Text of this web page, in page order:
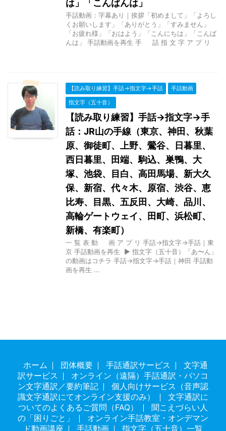
は」「こんばんは」
手話動画：字幕あり｜挨拶「初めまして」「よろし
くお願いします」「ありがとう」「すみません」
「お疲れ様」「おはよう」「こんにちは」「こんば
んは」 手話動画を再生 手 話 指 文 字 ア プ リ
【読み取り練習】手話→指文字→手話
手話動画
指文字（五十音）
【読み取り練習】手話→指文字→手
話：JR山の手線（東京、神田、秋葉
原、御徒町、上野、鶯谷、日暮里、
西日暮里、田端、駒込、巣鴨、大
塚、池袋、目白、高田馬場、新大久
保、新宿、代々木、原宿、渋谷、恵
比寿、目黒、五反田、大崎、品川、
高輪ゲートウェイ、田町、浜松町、
新橋、有楽町）
一 覧 表 動 画 ア プ リ 手話→指文字→手話｜東
京 手話動画を再生 ▶ 指文字（五十音）「あ〜ん」
の動画はコチラ 手話→指文字→手話｜神田 手話動
画を再生 ...
ホーム 団体概要 手話通訳サービス
文字通
訳サービス
オンライン（遠隔）手話通訳・パソコ
ン文字通訳／要約筆記
個人向けサービス（音声認
識文字通訳にてオンライン支援のみ）
文字通訳に
ついてのよくあるご質問（FAQ）
聞こえづらい人
の「困りごと」
オンライン手話教室・オンデマン
ド動画講座
手話動画 指文字（五十音）一覧